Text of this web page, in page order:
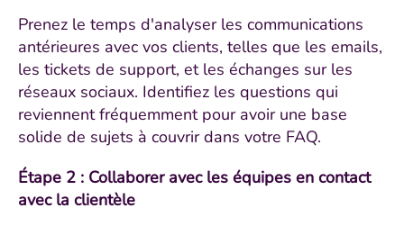
Prenez le temps d'analyser les communications
antérieures avec vos clients, telles que les emails,
les tickets de support, et les échanges sur les
réseaux sociaux. Identifiez les questions qui
reviennent fréquemment pour avoir une base
solide de sujets à couvrir dans votre FAQ.
Étape 2 : Collaborer avec les équipes en contact
avec la clientèle